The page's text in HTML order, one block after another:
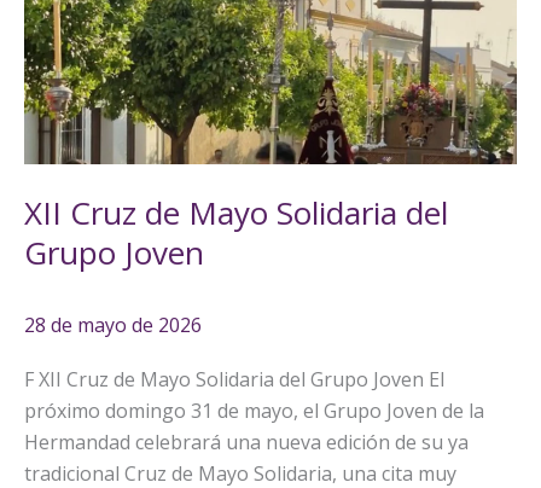
XII Cruz de Mayo Solidaria del
Grupo Joven
28 de mayo de 2026
F XII Cruz de Mayo Solidaria del Grupo Joven El
próximo domingo 31 de mayo, el Grupo Joven de la
Hermandad celebrará una nueva edición de su ya
tradicional Cruz de Mayo Solidaria, una cita muy
Mayo
Solidaria
del
Grupo
Joven